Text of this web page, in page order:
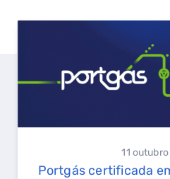
11
Portgás certificada